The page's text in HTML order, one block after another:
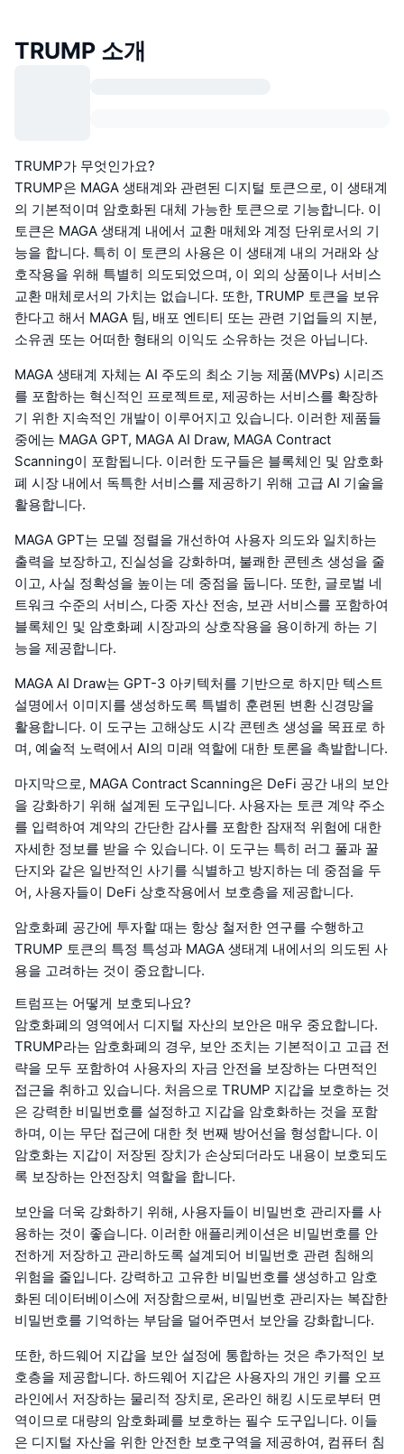
TRUMP 소개
TRUMP가 무엇인가요?
TRUMP은 MAGA 생태계와 관련된 디지털 토큰으로, 이 생태계
의 기본적이며 암호화된 대체 가능한 토큰으로 기능합니다. 이
토큰은 MAGA 생태계 내에서 교환 매체와 계정 단위로서의 기
능을 합니다. 특히 이 토큰의 사용은 이 생태계 내의 거래와 상
호작용을 위해 특별히 의도되었으며, 이 외의 상품이나 서비스
교환 매체로서의 가치는 없습니다. 또한, TRUMP 토큰을 보유
한다고 해서 MAGA 팀, 배포 엔티티 또는 관련 기업들의 지분,
소유권 또는 어떠한 형태의 이익도 소유하는 것은 아닙니다.
MAGA 생태계 자체는 AI 주도의 최소 기능 제품(MVPs) 시리즈
를 포함하는 혁신적인 프로젝트로, 제공하는 서비스를 확장하
기 위한 지속적인 개발이 이루어지고 있습니다. 이러한 제품들
중에는 MAGA GPT, MAGA AI Draw, MAGA Contract
Scanning이 포함됩니다. 이러한 도구들은 블록체인 및 암호화
폐 시장 내에서 독특한 서비스를 제공하기 위해 고급 AI 기술을
활용합니다.
MAGA GPT는 모델 정렬을 개선하여 사용자 의도와 일치하는
출력을 보장하고, 진실성을 강화하며, 불쾌한 콘텐츠 생성을 줄
이고, 사실 정확성을 높이는 데 중점을 둡니다. 또한, 글로벌 네
트워크 수준의 서비스, 다중 자산 전송, 보관 서비스를 포함하여
블록체인 및 암호화폐 시장과의 상호작용을 용이하게 하는 기
능을 제공합니다.
MAGA AI Draw는 GPT-3 아키텍처를 기반으로 하지만 텍스트
설명에서 이미지를 생성하도록 특별히 훈련된 변환 신경망을
활용합니다. 이 도구는 고해상도 시각 콘텐츠 생성을 목표로 하
며, 예술적 노력에서 AI의 미래 역할에 대한 토론을 촉발합니다.
마지막으로, MAGA Contract Scanning은 DeFi 공간 내의 보안
을 강화하기 위해 설계된 도구입니다. 사용자는 토큰 계약 주소
를 입력하여 계약의 간단한 감사를 포함한 잠재적 위험에 대한
자세한 정보를 받을 수 있습니다. 이 도구는 특히 러그 풀과 꿀
단지와 같은 일반적인 사기를 식별하고 방지하는 데 중점을 두
어, 사용자들이 DeFi 상호작용에서 보호층을 제공합니다.
암호화폐 공간에 투자할 때는 항상 철저한 연구를 수행하고
TRUMP 토큰의 특정 특성과 MAGA 생태계 내에서의 의도된 사
용을 고려하는 것이 중요합니다.
트럼프는 어떻게 보호되나요?
암호화폐의 영역에서 디지털 자산의 보안은 매우 중요합니다.
TRUMP라는 암호화폐의 경우, 보안 조치는 기본적이고 고급 전
략을 모두 포함하여 사용자의 자금 안전을 보장하는 다면적인
접근을 취하고 있습니다. 처음으로 TRUMP 지갑을 보호하는 것
은 강력한 비밀번호를 설정하고 지갑을 암호화하는 것을 포함
하며, 이는 무단 접근에 대한 첫 번째 방어선을 형성합니다. 이
암호화는 지갑이 저장된 장치가 손상되더라도 내용이 보호되도
록 보장하는 안전장치 역할을 합니다.
보안을 더욱 강화하기 위해, 사용자들이 비밀번호 관리자를 사
용하는 것이 좋습니다. 이러한 애플리케이션은 비밀번호를 안
전하게 저장하고 관리하도록 설계되어 비밀번호 관련 침해의
위험을 줄입니다. 강력하고 고유한 비밀번호를 생성하고 암호
화된 데이터베이스에 저장함으로써, 비밀번호 관리자는 복잡한
비밀번호를 기억하는 부담을 덜어주면서 보안을 강화합니다.
또한, 하드웨어 지갑을 보안 설정에 통합하는 것은 추가적인 보
호층을 제공합니다. 하드웨어 지갑은 사용자의 개인 키를 오프
라인에서 저장하는 물리적 장치로, 온라인 해킹 시도로부터 면
역이므로 대량의 암호화폐를 보호하는 필수 도구입니다. 이들
은 디지털 자산을 위한 안전한 보호구역을 제공하여, 컴퓨터 침